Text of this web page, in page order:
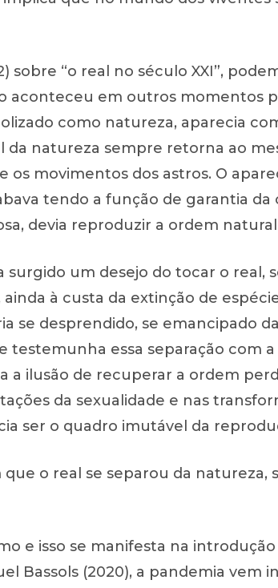
sobre “o real no século XXI”,
aconteceu em outros momentos
como natureza, aparecia
da natureza sempre retorna ao
os movimentos dos astros. O
tendo a função de garantia da
devia reproduzir a ordem
um desejo do tocar o real,
à custa da extinção de
se desprendido, se emancipado
testemunha essa separação com
a ilusão de recuperar a ordem
da sexualidade e nas
ser o quadro imutável da
o real se separou da natureza,
e isso se manifesta na
Bassols (2020), a pandemia vem